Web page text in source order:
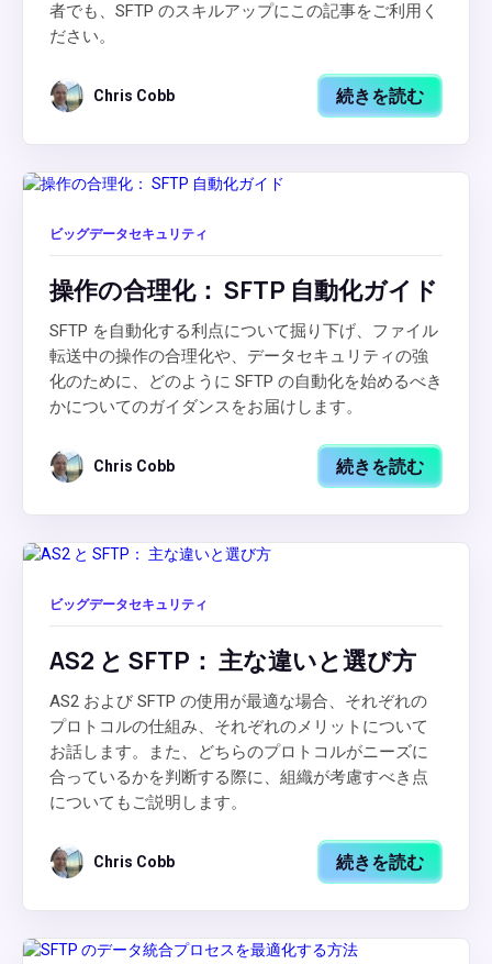
者でも、SFTP のスキルアップにこの記事をご利用く
ださい。
Chris Cobb 続きを読む
ビッグデータセキュリティ
操作の合理化： SFTP 自動化ガイド
SFTP を自動化する利点について掘り下げ、ファイル
転送中の操作の合理化や、データセキュリティの強
化のために、どのように SFTP の自動化を始めるべき
かについてのガイダンスをお届けします。
Chris Cobb 続きを読む
ビッグデータセキュリティ
AS2 と SFTP： 主な違いと選び方
AS2 および SFTP の使用が最適な場合、それぞれの
プロトコルの仕組み、それぞれのメリットについて
お話します。また、どちらのプロトコルがニーズに
合っているかを判断する際に、組織が考慮すべき点
についてもご説明します。
Chris Cobb 続きを読む